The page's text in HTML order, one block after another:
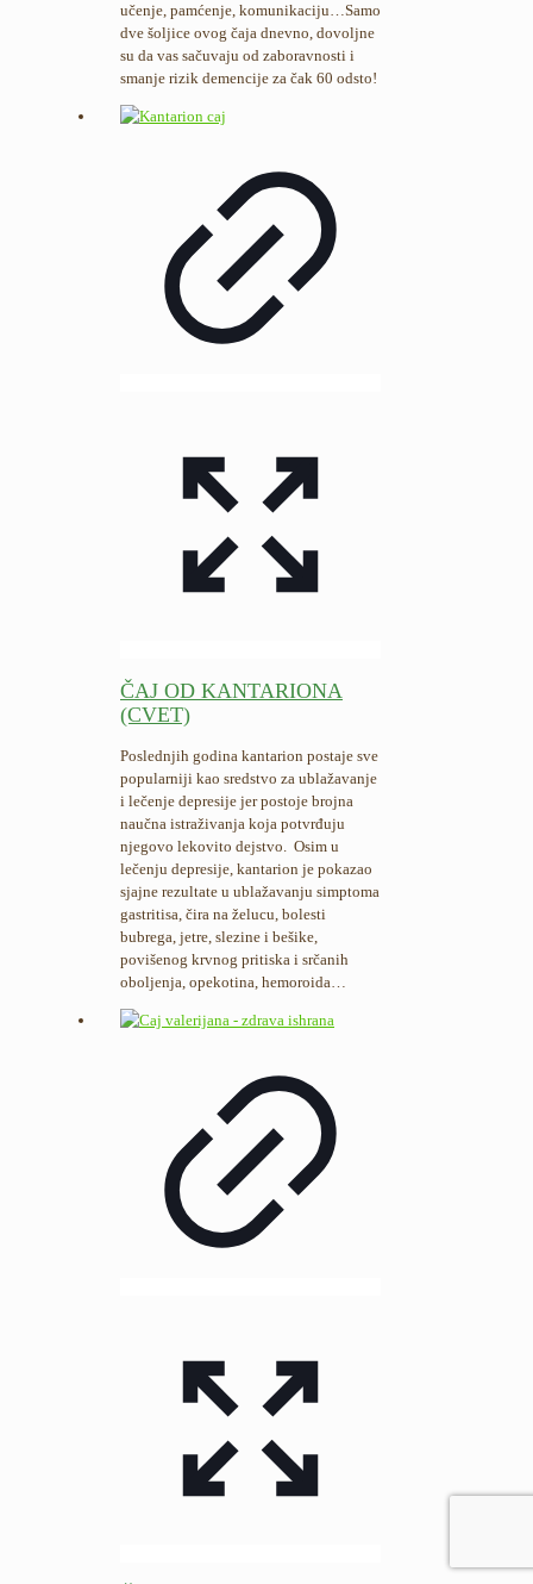
učenje, pamćenje, komunikaciju…Samo
dve šoljice ovog čaja dnevno, dovoljne
su da vas sačuvaju od zaboravnosti i
smanje rizik demencije za čak 60 odsto!
ČAJ OD KANTARIONA
(CVET)
Poslednjih godina kantarion postaje sve
popularniji kao sredstvo za ublažavanje
i lečenje depresije jer postoje brojna
naučna istraživanja koja potvrđuju
njegovo lekovito dejstvo. Osim u
lečenju depresije, kantarion je pokazao
sjajne rezultate u ublažavanju simptoma
gastritisa, čira na želucu, bolesti
bubrega, jetre, slezine i bešike,
povišenog krvnog pritiska i srčanih
oboljenja, opekotina, hemoroida…